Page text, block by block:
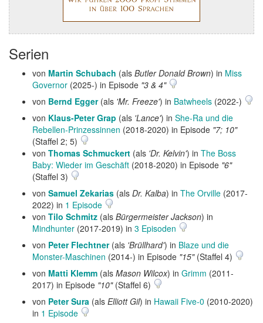
Serien
von Martin Schubach (als Butler Donald Brown) in Miss
Governor (2025-) in Episode "3 & 4"
von Bernd Egger(als 'Mr. Freeze') in Batwheels (2022-)
von Klaus-Peter Grap (als 'Lance') in She-Ra und die
Rebellen-Prinzessinnen (2018-2020) in Episode "7; 10"
(Staffel 2; 5)
von Thomas Schmuckert (als 'Dr. Kelvin') in The Boss
Baby: Wieder im Geschäft (2018-2020) in Episode "6"
(Staffel 3)
von Samuel Zekarias (als Dr. Kalba) in The Orville (2017-
2022) in 1 Episode
von Tilo Schmitz (als Bürgermeister Jackson) in
Mindhunter (2017-2019) in 3 Episoden
von Peter Flechtner(als 'Brüllhard') in Blaze und die
Monster-Maschinen (2014-) in Episode "15"(Staffel 4)
von Matti Klemm (als Mason Wilcox) in Grimm (2011-
2017) in Episode "10"(Staffel 6)
von Peter Sura (als Elliott Gil) in Hawaii Five-0 (2010-2020)
in 1 Episode